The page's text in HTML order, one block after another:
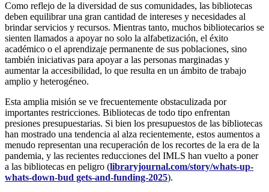
Como reflejo de la diversidad de sus comunidades, las bibliotecas
deben equilibrar una gran cantidad de intereses y necesidades al
brindar servicios y recursos. Mientras tanto, muchos bibliotecarios se
sienten llamados a apoyar no solo la alfabetización, el éxito
académico o el aprendizaje permanente de sus poblaciones, sino
también iniciativas para apoyar a las personas marginadas y
aumentar la accesibilidad, lo que resulta en un ámbito de trabajo
amplio y heterogéneo.
Esta amplia misión se ve frecuentemente obstaculizada por
importantes restricciones. Bibliotecas de todo tipo enfrentan
presiones presupuestarias. Si bien los presupuestos de las bibliotecas
han mostrado una tendencia al alza recientemente, estos aumentos a
menudo representan una recuperación de los recortes de la era de la
pandemia, y las recientes reducciones del IMLS han vuelto a poner
a las bibliotecas en peligro (libraryjournal.com/story/whats-up-
whats-down-bud gets-and-funding-2025).